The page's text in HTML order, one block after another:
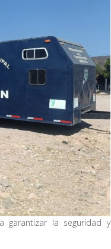
garantizar la seguridad y